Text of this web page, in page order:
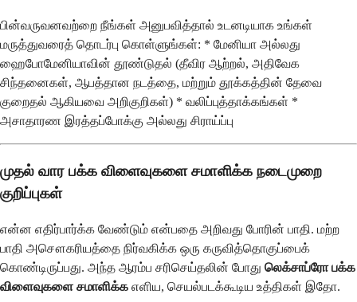
பின்வருவனவற்றை நீங்கள் அனுபவித்தால் உடனடியாக உங்கள்
மருத்துவரைத் தொடர்பு கொள்ளுங்கள்: * மேனியா அல்லது
ஹைபோமேனியாவின் தூண்டுதல் (தீவிர ஆற்றல், அதிவேக
சிந்தனைகள், ஆபத்தான நடத்தை, மற்றும் தூக்கத்தின் தேவை
குறைதல் ஆகியவை அறிகுறிகள்) * வலிப்புத்தாக்கங்கள் *
அசாதாரண இரத்தப்போக்கு அல்லது சிராய்ப்பு
முதல் வார பக்க விளைவுகளை சமாளிக்க நடைமுறை
குறிப்புகள்
என்ன எதிர்பார்க்க வேண்டும் என்பதை அறிவது போரின் பாதி. மற்ற
பாதி அசௌகரியத்தை நிர்வகிக்க ஒரு கருவித்தொகுப்பைக்
கொண்டிருப்பது. அந்த ஆரம்ப சரிசெய்தலின் போது லெக்சாப்ரோ பக்க
விளைவுகளை சமாளிக்க எளிய, செயல்படக்கூடிய உத்திகள் இதோ.